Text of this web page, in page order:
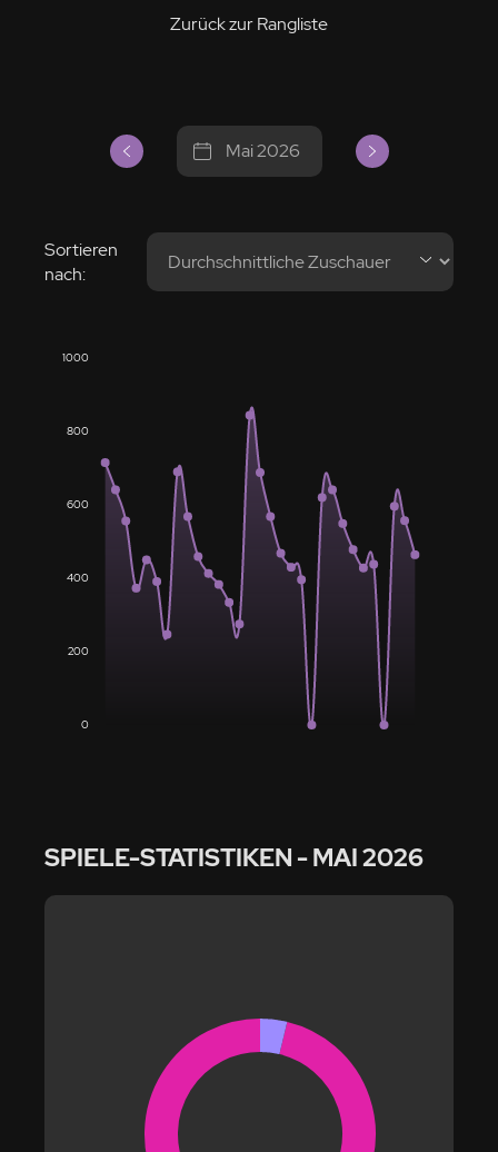
Zurück zur Rangliste
Mai 2026
Sortieren
nach:
0
200
400
600
800
1000
SPIELE-STATISTIKEN - MAI 2026